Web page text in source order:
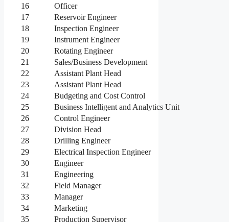
16
Officer
17
Reservoir Engineer
18
Inspection Engineer
19
Instrument Engineer
20
Rotating Engineer
21
Sales/Business Development
22
Assistant Plant Head
23
Assistant Plant Head
24
Budgeting and Cost Control
25
Business Intelligent and Analytics Unit
26
Control Engineer
27
Division Head
28
Drilling Engineer
29
Electrical Inspection Engineer
30
Engineer
31
Engineering
32
Field Manager
33
Manager
34
Marketing
35
Production Supervisor